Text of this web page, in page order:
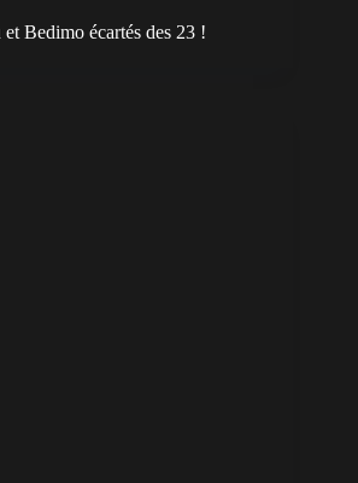
Bedimo écartés des 23 !